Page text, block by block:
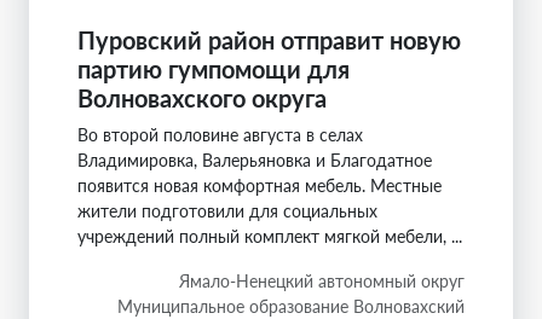
Пуровский район отправит новую
партию гумпомощи для
Волновахского округа
Во второй половине августа в селах
Владимировка, Валерьяновка и Благодатное
появится новая комфортная мебель. Местные
жители подготовили для социальных
учреждений полный комплект мягкой мебели, ...
Ямало-Ненецкий автономный округ
Муниципальное образование Волновахский